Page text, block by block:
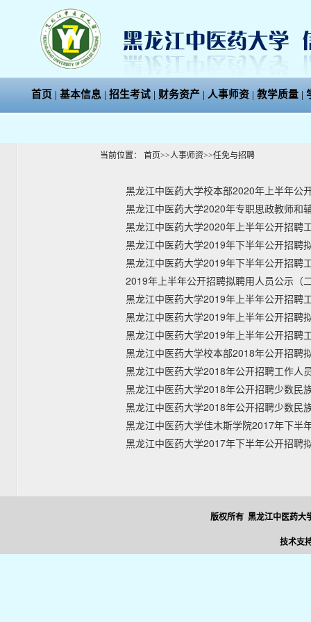
首页 | 基本信息 | 招生考试 | 财务资产 | 人事师资 | 教学质量 |
当前位置： 首页>>人事师资>>任免与招聘
黑龙江中医药大学校本部2020年上半年公
黑龙江中医药大学2020年专职思政教师和
黑龙江中医药大学2020年上半年公开招聘
黑龙江中医药大学2019年下半年公开招聘
黑龙江中医药大学2019年下半年公开招聘
2019年上半年公开招聘拟聘用人员公示（
黑龙江中医药大学2019年上半年公开招聘
黑龙江中医药大学2019年上半年公开招聘
黑龙江中医药大学2019年上半年公开招聘
黑龙江中医药大学校本部2018年公开招聘
黑龙江中医药大学2018年公开招聘工作人
黑龙江中医药大学2018年公开招聘少数民
黑龙江中医药大学2018年公开招聘少数民
黑龙江中医药大学佳木斯学院2017年下半
黑龙江中医药大学2017年下半年公开招聘
版权所有 黑龙江中医药大
技术支